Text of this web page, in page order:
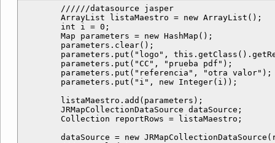
        //////datasource jasper
        ArrayList listaMaestro = new ArrayList();
        int i = 0;
        Map parameters = new HashMap();
        parameters.clear();
parameters.put("logo",
        parameters.put("CC", "prueba pdf");
        parameters.put("referencia", "otra valor");
        parameters.put("i", new Integer(i));
        listaMaestro.add(parameters);
        JRMapCollectionDataSource dataSource;
        Collection reportRows = listaMaestro;
dataSource = new